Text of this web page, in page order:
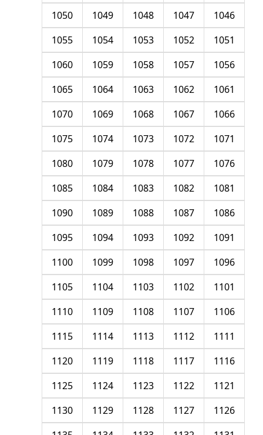
1046
1047
1048
1049
1050
1051
1052
1053
1054
1055
1056
1057
1058
1059
1060
1061
1062
1063
1064
1065
1066
1067
1068
1069
1070
1071
1072
1073
1074
1075
1076
1077
1078
1079
1080
1081
1082
1083
1084
1085
1086
1087
1088
1089
1090
1091
1092
1093
1094
1095
1096
1097
1098
1099
1100
1101
1102
1103
1104
1105
1106
1107
1108
1109
1110
1111
1112
1113
1114
1115
1116
1117
1118
1119
1120
1121
1122
1123
1124
1125
1126
1127
1128
1129
1130